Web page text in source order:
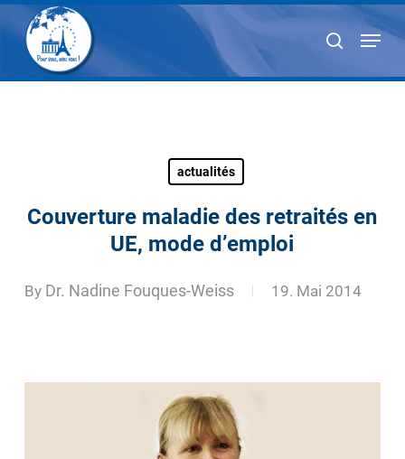
Skip
to
main
content
search
Menu
actualités
Couverture maladie des retraités en
UE, mode d’emploi
By Dr. Nadine Fouques-Weiss 19. Mai 2014